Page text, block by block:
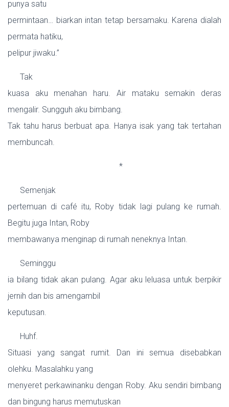
punya satu
permintaan… biarkan intan tetap bersamaku. Karena dialah
permata hatiku,
pelipur jiwaku.”
Tak
kuasa aku menahan haru. Air mataku semakin deras
mengalir. Sungguh aku bimbang.
Tak tahu harus berbuat apa. Hanya isak yang tak tertahan
membuncah.
*
Semenjak
pertemuan di café itu, Roby tidak lagi pulang ke rumah.
Begitu juga Intan, Roby
membawanya menginap di rumah neneknya Intan.
Seminggu
ia bilang tidak akan pulang. Agar aku leluasa untuk berpikir
jernih dan bis amengambil
keputusan.
Huhf.
Situasi yang sangat rumit. Dan ini semua disebabkan
olehku. Masalahku yang
menyeret perkawinanku dengan Roby. Aku sendiri bimbang
dan bingung harus memutuskan